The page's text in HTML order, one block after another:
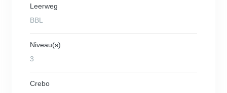
Leerweg
BBL
Niveau(s)
3
Crebo